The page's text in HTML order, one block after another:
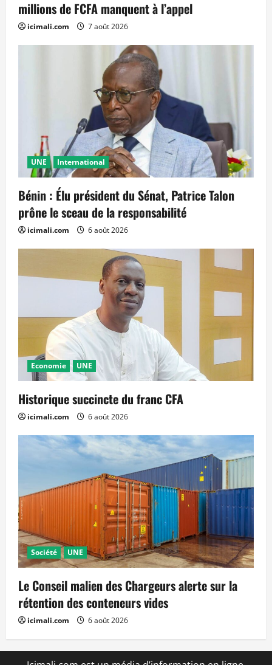
millions de FCFA manquent à l’appel
icimali.com 7 août 2026
UNE International
Bénin : Élu président du Sénat, Patrice Talon
prône le sceau de la responsabilité
icimali.com 6 août 2026
Economie UNE
Historique succincte du franc CFA
icimali.com 6 août 2026
Société UNE
Le Conseil malien des Chargeurs alerte sur la
rétention des conteneurs vides
icimali.com 6 août 2026